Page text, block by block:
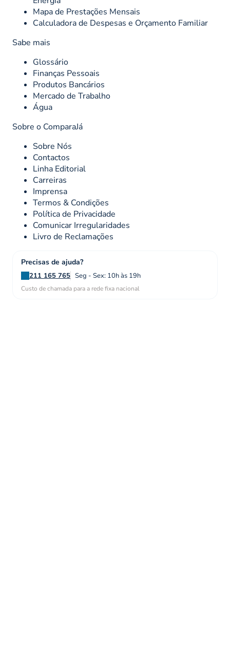
Mapa de Prestações Mensais
Calculadora de Despesas e Orçamento Familiar
Sabe mais
Glossário
Finanças Pessoais
Produtos Bancários
Mercado de Trabalho
Água
Sobre o ComparaJá
Sobre Nós
Contactos
Linha Editorial
Carreiras
Imprensa
Termos & Condições
Política de Privacidade
Comunicar Irregularidades
Livro de Reclamações
Precisas de ajuda?
211 165 765 Seg - Sex: 10h às 19h
Custo de chamada para a rede fixa nacional